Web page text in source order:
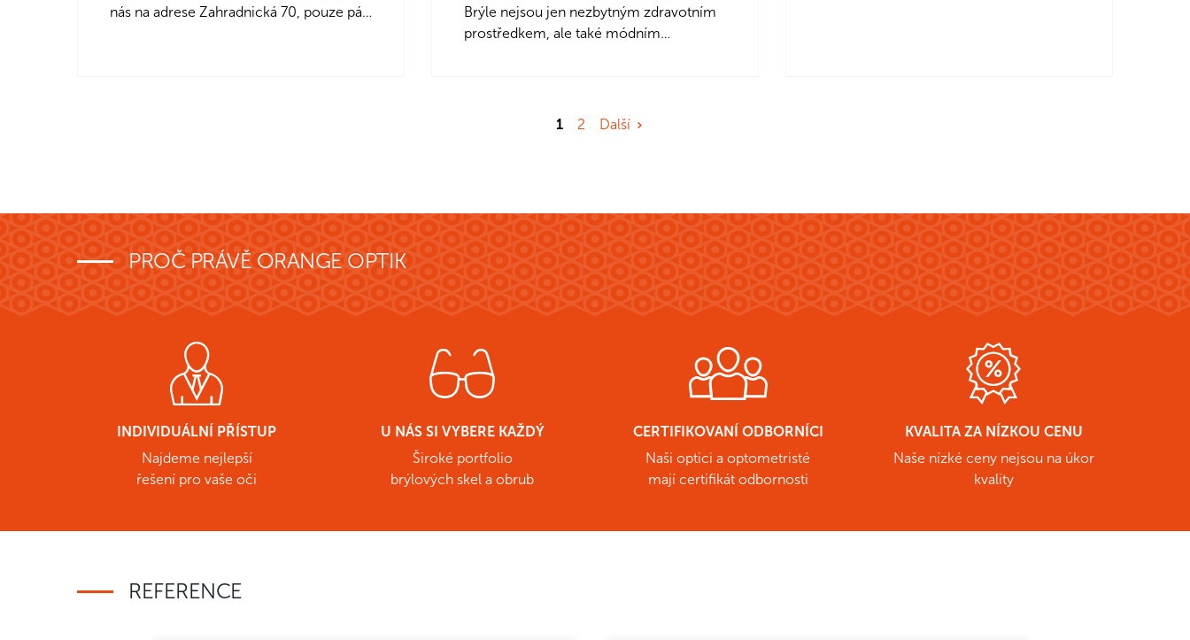
nás na adrese Zahradnická 70, pouze pár
Brýle nejsou jen nezbytným zdravotním
prostředkem, ale také módním
1 2 Další
PROČ PRÁVĚ ORANGE OPTIK
INDIVIDUÁLNÍ PŘÍSTUP
Najdeme nejlepší
řešení pro vaše oči
U NÁS SI VYBERE KAŽDÝ
Široké portfolio
brýlových skel a obrub
CERTIFIKOVANÍ ODBORNÍCI
Naši optici a optometristé
mají certifikát odbornosti
KVALITA ZA NÍZKOU CENU
Naše nízké ceny nejsou na úkor
kvality
REFERENCE